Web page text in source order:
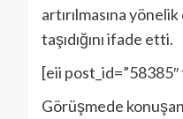
artırılmasına
taşıdığını ifade etti.
[eii
Görüşmede